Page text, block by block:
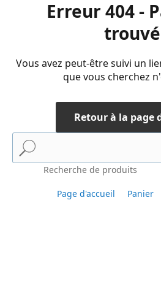
Erreur 404 -
Vous avez peut-être suivi un
que vous cherchez
Retour à la page
Recherche de produits
Page d'accueil Panier